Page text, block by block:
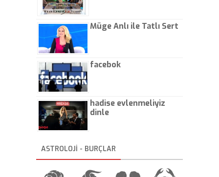
Müge Anlı ile Tatlı Sert
facebok
hadise evlenmeliyiz
dinle
ASTROLOJİ - BURÇLAR